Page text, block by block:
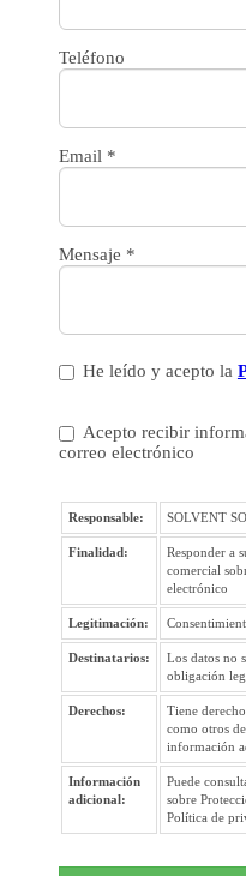
Teléfono
Email *
Mensaje *
He leído y acepto la
Acepto recibir
correo electrónico
Responsable: SOLVENT
Finalidad:
Responder a
comercial
electrónico
Legitimación:
Destinatarios:
Los datos no
obligación
Derechos:
Tiene
como otros
información
Información
adicional:
Puede
sobre
Política de